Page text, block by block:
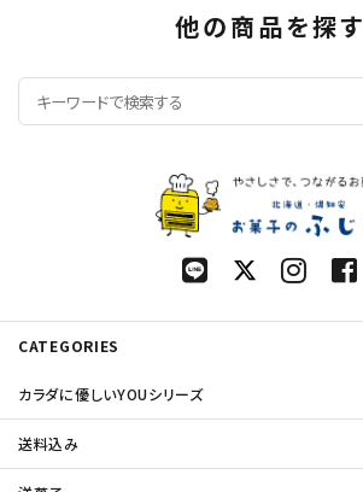
他の商品を探す
CATEGORIES
カラダに優しいYOUシリーズ
送料込み